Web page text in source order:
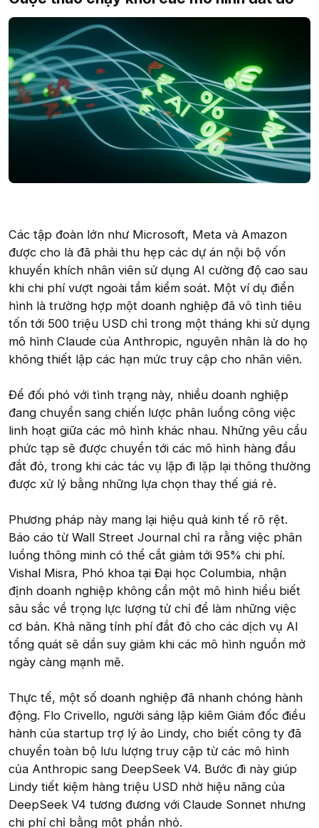
Các tập đoàn lớn như Microsoft, Meta và Amazon
được cho là đã phải thu hẹp các dự án nội bộ vốn
khuyến khích nhân viên sử dụng AI cường độ cao sau
khi chi phí vượt ngoài tầm kiểm soát. Một ví dụ điển
hình là trường hợp một doanh nghiệp đã vô tình tiêu
tốn tới 500 triệu USD chỉ trong một tháng khi sử dụng
mô hình Claude của Anthropic, nguyên nhân là do họ
không thiết lập các hạn mức truy cập cho nhân viên.
Để đối phó với tình trạng này, nhiều doanh nghiệp
đang chuyển sang chiến lược phân luồng công việc
linh hoạt giữa các mô hình khác nhau. Những yêu cầu
phức tạp sẽ được chuyển tới các mô hình hàng đầu
đắt đỏ, trong khi các tác vụ lặp đi lặp lại thông thường
được xử lý bằng những lựa chọn thay thế giá rẻ.
Phương pháp này mang lại hiệu quả kinh tế rõ rệt.
Báo cáo từ Wall Street Journal chỉ ra rằng việc phân
luồng thông minh có thể cắt giảm tới 95% chi phí.
Vishal Misra, Phó khoa tại Đại học Columbia, nhận
định doanh nghiệp không cần một mô hình hiểu biết
sâu sắc về trọng lực lượng tử chỉ để làm những việc
cơ bản. Khả năng tính phí đắt đỏ cho các dịch vụ AI
tổng quát sẽ dần suy giảm khi các mô hình nguồn mở
ngày càng mạnh mẽ.
Thực tế, một số doanh nghiệp đã nhanh chóng hành
động. Flo Crivello, người sáng lập kiêm Giám đốc điều
hành của startup trợ lý ảo Lindy, cho biết công ty đã
chuyển toàn bộ lưu lượng truy cập từ các mô hình
của Anthropic sang DeepSeek V4. Bước đi này giúp
Lindy tiết kiệm hàng triệu USD nhờ hiệu năng của
DeepSeek V4 tương đương với Claude Sonnet nhưng
chi phí chỉ bằng một phần nhỏ.